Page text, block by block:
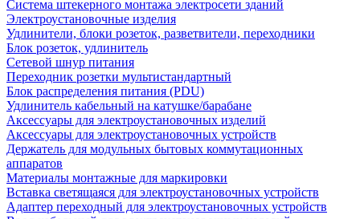
Система штекерного монтажа электросети зданий
Электроустановочные изделия
Удлинители, блоки розеток, разветвители, переходники
Блок розеток, удлинитель
Сетевой шнур питания
Переходник розетки мультистандартный
Блок распределения питания (PDU)
Удлинитель кабельный на катушке/барабане
Аксессуары для электроустановочных изделий
Аксессуары для электроустановочных устройств
Держатель для модульных бытовых коммутационных
аппаратов
Материалы монтажные для маркировки
Вставка светящаяся для электроустановочных устройств
Адаптер переходный для электроустановочных устройств